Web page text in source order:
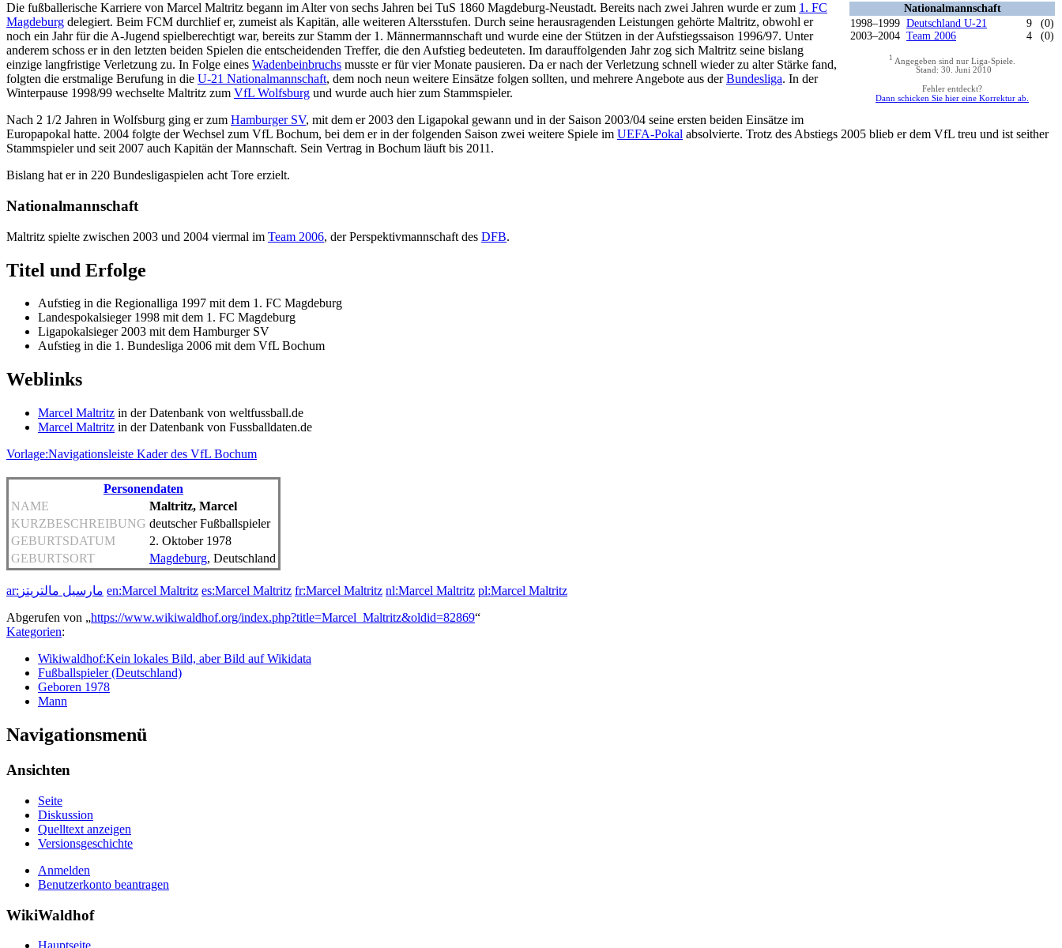
Nationalmannschaft
1998–1999
2003–2004
Deutschland U-21
Team 2006
9
(0)
4
(0)
1 Angegeben sind nur Liga-Spiele.
Stand: 30. Juni 2010
Fehler entdeckt?
Dann schicken Sie hier eine Korrektur ab.
Die fußballerische Karriere von Marcel Maltritz begann im Alter von sechs Jahren bei TuS 1860 Magdeburg-Neustadt. Bereits nach zwei Jahren wurde er zum 1. FC
Magdeburg delegiert. Beim FCM durchlief er, zumeist als Kapitän, alle weiteren Altersstufen. Durch seine herausragenden Leistungen gehörte Maltritz, obwohl er
noch ein Jahr für die A-Jugend spielberechtigt war, bereits zur Stamm der 1. Männermannschaft und wurde eine der Stützen in der Aufstiegssaison 1996/97. Unter
anderem schoss er in den letzten beiden Spielen die entscheidenden Treffer, die den Aufstieg bedeuteten. Im darauffolgenden Jahr zog sich Maltritz seine bislang
einzige langfristige Verletzung zu. In Folge eines Wadenbeinbruchs musste er für vier Monate pausieren. Da er nach der Verletzung schnell wieder zu alter Stärke fand,
folgten die erstmalige Berufung in die U-21 Nationalmannschaft, dem noch neun weitere Einsätze folgen sollten, und mehrere Angebote aus derBundesliga. In der
Winterpause 1998/99 wechselte Maltritz zum VfL Wolfsburg und wurde auch hier zum Stammspieler.
Nach 2 1/2 Jahren in Wolfsburg ging er zum Hamburger SV, mit dem er 2003 den Ligapokal gewann und in der Saison 2003/04 seine ersten beiden Einsätze im
Europapokal hatte. 2004 folgte der Wechsel zum VfL Bochum, bei dem er in der folgenden Saison zwei weitere Spiele im UEFA-Pokal absolvierte. Trotz des Abstiegs 2005 blieb er dem VfL treu und ist seither
Stammspieler und seit 2007 auch Kapitän der Mannschaft. Sein Vertrag in Bochum läuft bis 2011.
Bislang hat er in 220 Bundesligaspielen acht Tore erzielt.
Nationalmannschaft
Maltritz spielte zwischen 2003 und 2004 viermal im Team 2006, der Perspektivmannschaft des DFB.
Titel und Erfolge
Aufstieg in die Regionalliga 1997 mit dem 1. FC Magdeburg
Landespokalsieger 1998 mit dem 1. FC Magdeburg
Ligapokalsieger 2003 mit dem Hamburger SV
Aufstieg in die 1. Bundesliga 2006 mit dem VfL Bochum
Weblinks
Marcel Maltritz in der Datenbank von weltfussball.de
Marcel Maltritz in der Datenbank von Fussballdaten.de
Vorlage:Navigationsleiste Kader des VfL Bochum
Personendaten
NAME
Maltritz, Marcel
KURZBESCHREIBUNG deutscher Fußballspieler
GEBURTSDATUM
2. Oktober 1978
GEBURTSORT
Magdeburg, Deutschland
ar:مارسيل مالتريتز en:Marcel Maltritz es:Marcel Maltritz fr:Marcel Maltritz nl:Marcel Maltritz pl:Marcel Maltritz
Abgerufen von „https://www.wikiwaldhof.org/index.php?title=Marcel_Maltritz&oldid=82869“
Kategorien:
Wikiwaldhof:Kein lokales Bild, aber Bild auf Wikidata
Fußballspieler (Deutschland)
Geboren 1978
Mann
Navigationsmenü
Ansichten
Seite
Diskussion
Quelltext anzeigen
Versionsgeschichte
Anmelden
Benutzerkonto beantragen
WikiWaldhof